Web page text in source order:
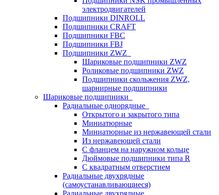
электродвигателей
Подшипники DINROLL
Подшипники CRAFT
Подшипники FBC
Подшипники FBJ
Подшипники ZWZ
Шариковые подшипники ZWZ
Роликовые подшипники ZWZ
Подшипники скольжения ZWZ,
шарнирные подшипники
Шариковые подшипники
Радиальные однорядные
Открытого и закрытого типа
Миниатюрные
Миниатюрные из нержавеющей стали
Из нержавеющей стали
С фланцем на наружном кольце
Дюймовые подшипники типа R
С квадратным отверстием
Радиальные двухрядные
(самоустанавливающиеся)
Радиальные двухрядные